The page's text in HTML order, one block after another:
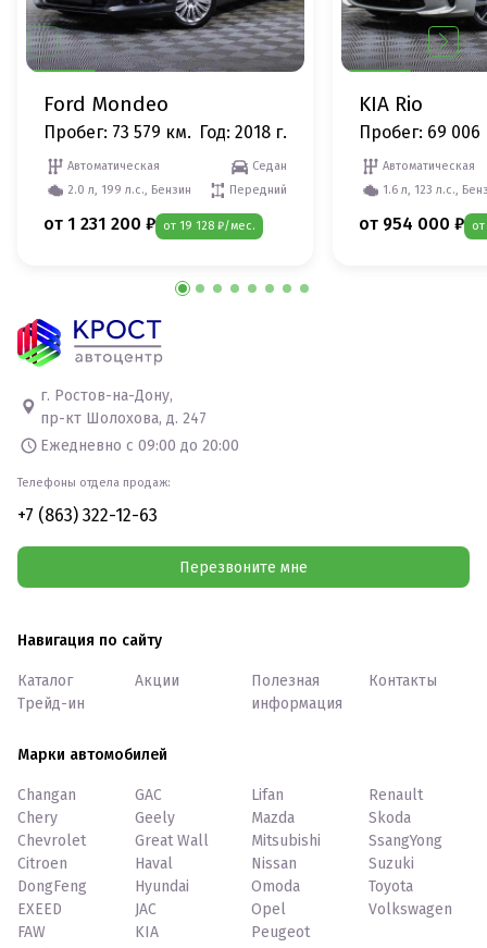
Ford Mondeo
Пробег: 73 579 км. Год: 2018 г.
Автоматическая
Седан
2.0 л, 199 л.с., Бензин
Передний
от 1 231 200 ₽ от 19 128 ₽/мес.
KIA Rio
Пробег: 69 006
Автоматическая
1.6 л, 123 л.с.,
от 954 000 ₽
г. Ростов-на-Дону,
пр-кт Шолохова, д. 247
Ежедневно с 09:00 до 20:00
Телефоны отдела продаж:
+7 (863) 322-12-63
Перезвоните мне
Навигация по сайту
Каталог
Трейд-ин
Акции
Полезная
информация
Контакты
Марки автомобилей
Changan
Chery
Chevrolet
Citroen
DongFeng
EXEED
FAW
GAC
Geely
Great Wall
Haval
Hyundai
JAC
KIA
Lifan
Mazda
Mitsubishi
Nissan
Omoda
Opel
Peugeot
Renault
Skoda
SsangYong
Suzuki
Toyota
Volkswagen